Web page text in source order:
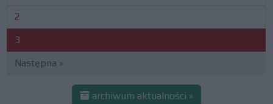
2
3
Następna »
archiwum aktualności »